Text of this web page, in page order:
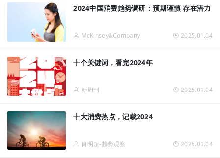
2024中国消费趋势调研：预期谨慎 存在潜力
McKinsey&Company 2025.01.04
十个关键词，看完2024年
新周刊 2025.01.04
十大消费热点，记载2024
肖明超-趋势观察 2025.01.04